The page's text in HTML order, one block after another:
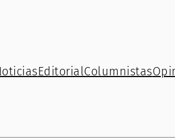
EditorialColumnistas